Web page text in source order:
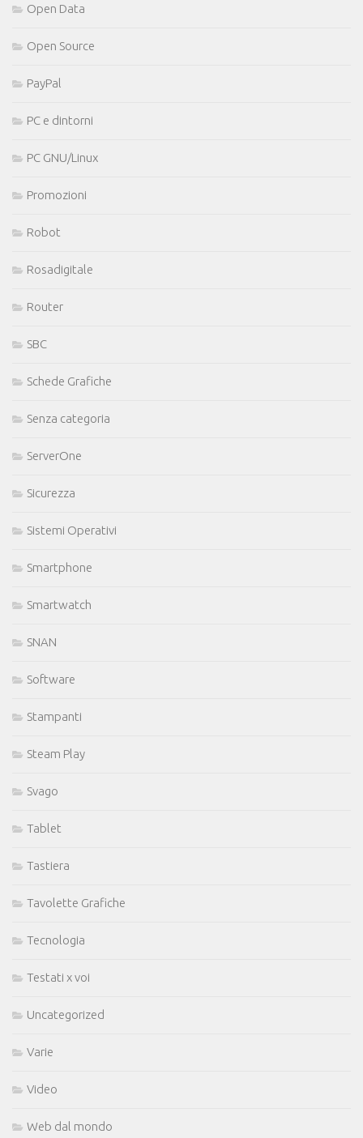
Open Data
Open Source
PayPal
PC e dintorni
PC GNU/Linux
Promozioni
Robot
Rosadigitale
Router
SBC
Schede Grafiche
Senza categoria
ServerOne
Sicurezza
Sistemi Operativi
Smartphone
Smartwatch
SNAN
Software
Stampanti
Steam Play
Svago
Tablet
Tastiera
Tavolette Grafiche
Tecnologia
Testati x voi
Uncategorized
Varie
Video
Web dal mondo